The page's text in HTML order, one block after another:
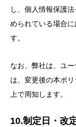
し、個人情報保護
められている場合
す。
なお、弊社は、ユ
は、変更後の本ポ
上で周知します。
10.制定日・改